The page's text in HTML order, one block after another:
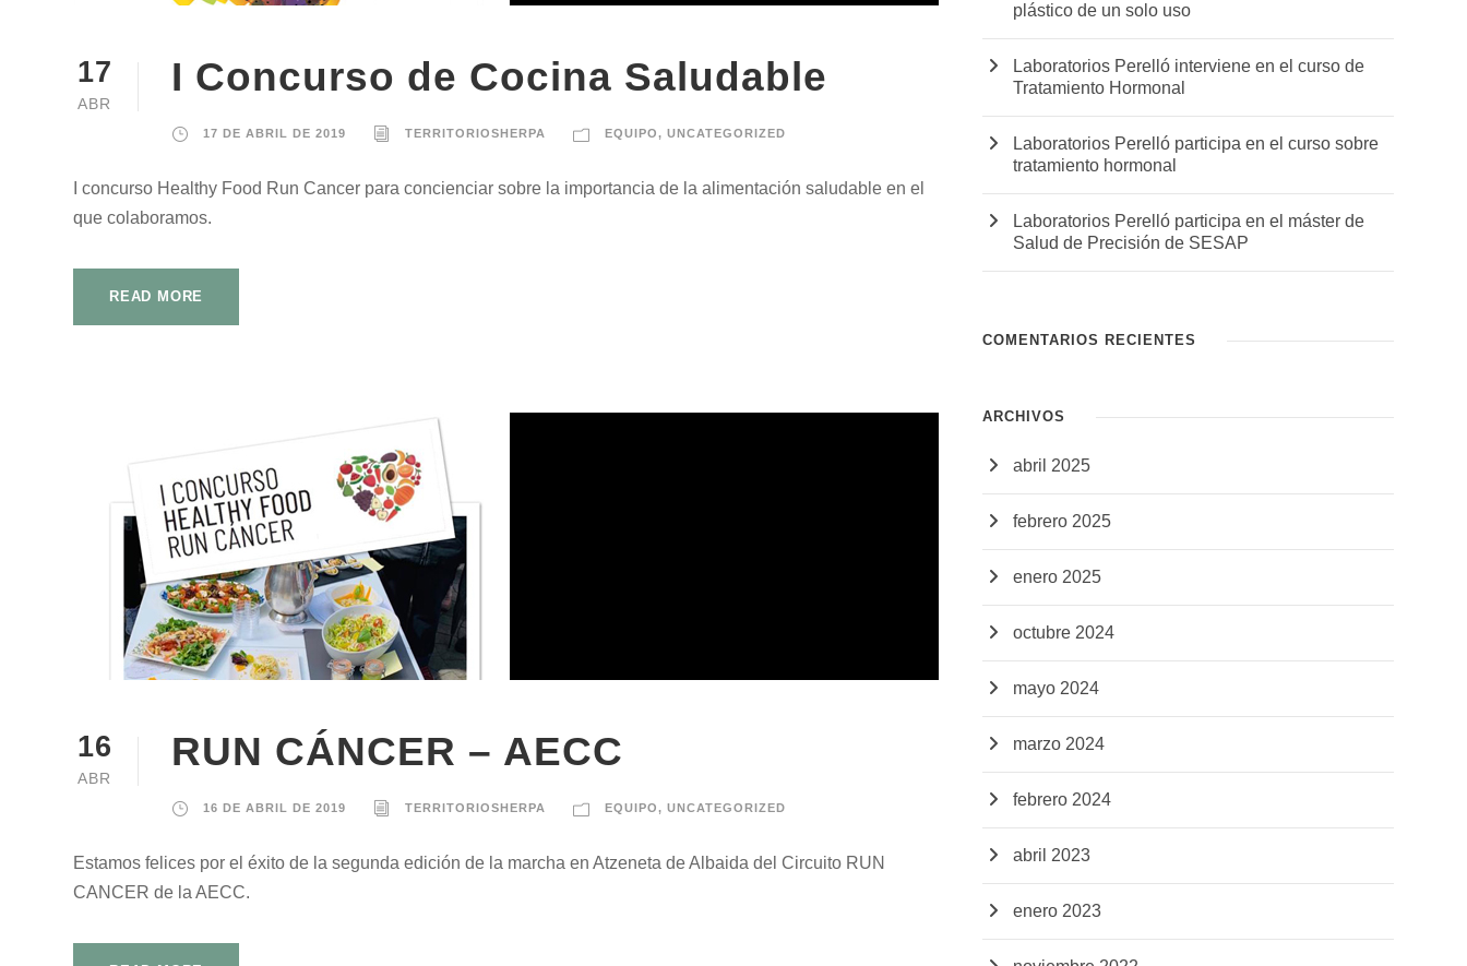
17
ABR
I Concurso de Cocina Saludable
17 DE ABRIL DE 2019 TERRITORIOSHERPA EQUIPO, UNCATEGORIZED
I concurso Healthy Food Run Cancer para concienciar sobre la importancia de la alimentación saludable en el
que colaboramos.
READ MORE
16
ABR
RUN CÁNCER – AECC
16 DE ABRIL DE 2019 TERRITORIOSHERPA EQUIPO, UNCATEGORIZED
Estamos felices por el éxito de la segunda edición de la marcha en Atzeneta de Albaida del Circuito RUN
CANCER de la AECC.
plástico de un solo uso
Laboratorios Perelló interviene en el curso de
Tratamiento Hormonal
Laboratorios Perelló participa en el curso sobre
tratamiento hormonal
Laboratorios Perelló participa en el máster de
Salud de Precisión de SESAP
COMENTARIOS RECIENTES
ARCHIVOS
abril 2025
febrero 2025
enero 2025
octubre 2024
mayo 2024
marzo 2024
febrero 2024
abril 2023
enero 2023